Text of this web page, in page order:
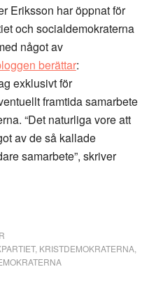
Eriksson har öppnat för
och socialdemokraterna
något av
berättar:
exklusivt för
framtida samarbete
“Det naturliga vore att
av de så kallade
samarbete”, skriver
, KRISTDEMOKRATERNA,